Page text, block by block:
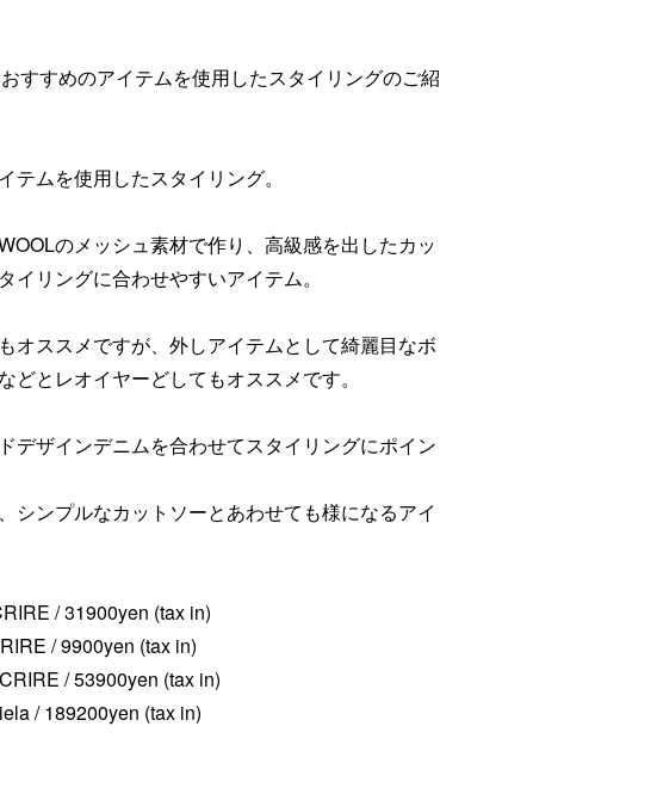
すすめのアイテムを使用したスタイリングのご紹
テムを使用したスタイリング。
のメッシュ素材で作り、高級感を出したカッ
イリングに合わせやすいアイテム。
オススメですが、外しアイテムとして綺麗目なボ
どとレオイヤーどしてもオススメです。
デザインデニムを合わせてスタイリングにポイン
シンプルなカットソーとあわせても様になるアイ
/ 31900yen (tax in)
/ 9900yen (tax in)
/ 53900yen (tax in)
/ 189200yen (tax in)